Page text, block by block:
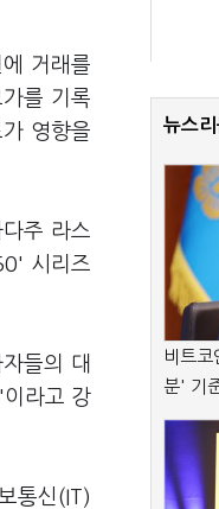
거래를
를 기록
영향을
주 라스
시리즈
들의 대
라고 강
통신(IT)
뉴스
비트코
분' 기